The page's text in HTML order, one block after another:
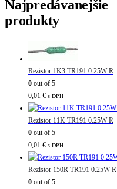
Najpredávanejšie
produkty
Rezistor 1K3 TR191 0.25W R
0 out of 5
0,01 € s DPH
Rezistor 11K TR191 0.25W R
0 out of 5
0,01 € s DPH
Rezistor 150R TR191 0.25W R
0 out of 5